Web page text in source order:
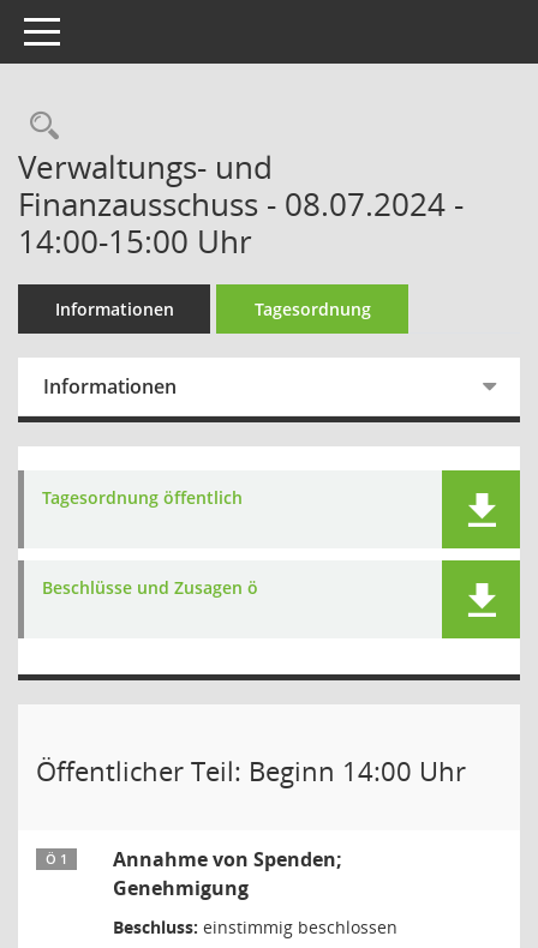
Toggle navigation
Verwaltungs- und
Finanzausschuss - 08.07.2024 -
14:00-15:00 Uhr
Informationen Tagesordnung
Informationen
Tagesordnung öffentlich
Beschlüsse und Zusagen ö
Öffentlicher Teil: Beginn 14:00 Uhr
Ö 1
Annahme von Spenden;
Genehmigung
Beschluss: einstimmig beschlossen